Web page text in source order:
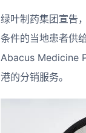
绿叶制药集团宣告
条件的当地患者供
Abacus Medicine
港的分销服务。